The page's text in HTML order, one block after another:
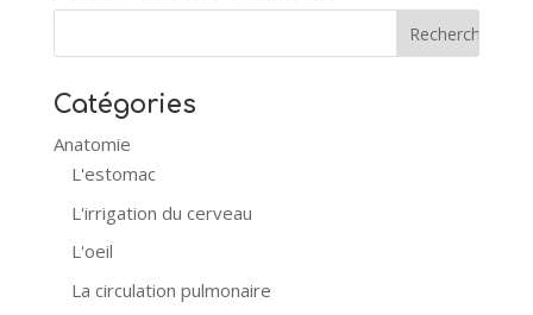
Catégories
Anatomie
L'estomac
L'irrigation du cerveau
L'oeil
La circulation pulmonaire